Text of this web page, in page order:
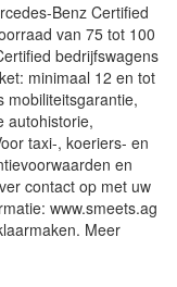
Benz Certified
van 75 tot 100
bedrijfswagens
minimaal 12 en tot
mobiliteitsgarantie,
autohistorie,
taxi-, koeriers- en
en
contact op met uw
www.smeets.ag
Meer